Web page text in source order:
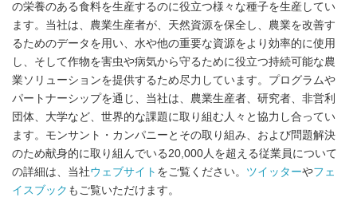
の栄養のある食料を生産するのに役立つ様々な種子を生産してい
ます。当社は、農業生産者が、天然資源を保全し、農業を改善す
るためのデータを用い、水や他の重要な資源をより効率的に使用
し、そして作物を害虫や病気から守るために役立つ持続可能な農
業ソリューションを提供するため尽力しています。プログラムや
パートナーシップを通じ、当社は、農業生産者、研究者、非営利
団体、大学など、世界的な課題に取り組む人々と協力し合ってい
ます。モンサント・カンパニーとその取り組み、および問題解決
のため献身的に取り組んでいる20,000人を超える従業員について
の詳細は、当社ウェブサイト をご覧ください。 ツイッターやフェ
イスブック もご覧いただけます。